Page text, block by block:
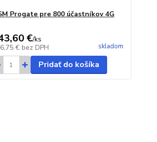
Progate pre 800 účastníkov 4G
€/ks
€ bez DPH skladom
Pridať do košíka